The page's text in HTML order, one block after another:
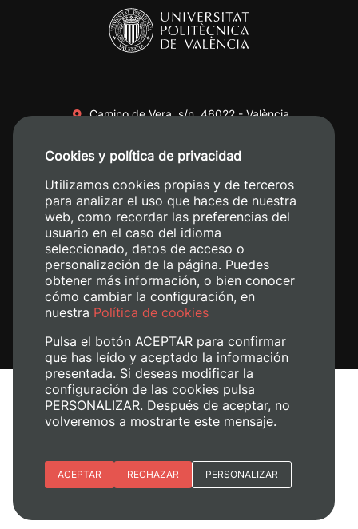
Camino de Vera, s/n. 46022 - València
+34 620 04 00 50
Aviso legal
Política de cookies
Gestionar cookies
Cookies y política de privacidad
Utilizamos cookies propias y de terceros
para analizar el uso que haces de nuestra
web, como recordar las preferencias del
usuario en el caso del idioma
seleccionado, datos de acceso o
personalización de la página. Puedes
obtener más información, o bien conocer
cómo cambiar la configuración, en
nuestra Política de cookies
Pulsa el botón ACEPTAR para confirmar
que has leído y aceptado la información
presentada. Si deseas modificar la
configuración de las cookies pulsa
PERSONALIZAR. Después de aceptar, no
volveremos a mostrarte este mensaje.
Esenciales
ACEPTAR RECHAZAR PERSONALIZAR